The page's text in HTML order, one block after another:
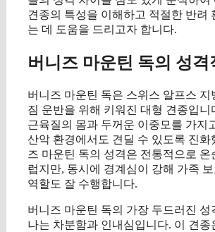
견종의 특성을 이해하고 적절한 반려
는 데 도움을 드리고자 합니다.
버니즈 마운틴 독의 성격
버니즈 마운틴 독은 스위스 알프스 지
짐 운반을 위해 키워진 대형 견종입니
근육질의 몸과 두꺼운 이중모를 가지
산악 환경에서도 견딜 수 있도록 진화
즈 마운틴 독의 성격은 전통적으로 온
럽지만, 동시에 경계심이 강해 가족
역할도 잘 수행합니다.
버니즈 마운틴 독의 가장 두드러진 성
나는 차분함과 인내심입니다. 이 견종